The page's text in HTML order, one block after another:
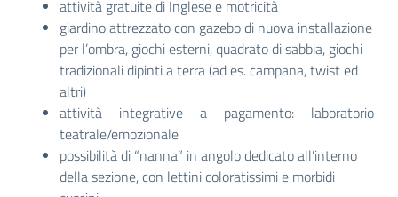
attività gratuite di Inglese e motricità
giardino attrezzato con gazebo di nuova installazione
per l’ombra, giochi esterni, quadrato di sabbia, giochi
tradizionali dipinti a terra (ad es. campana, twist ed
altri)
attività integrative a pagamento: laboratorio
teatrale/emozionale
possibilità di “nanna” in angolo dedicato all’interno
della sezione, con lettini coloratissimi e morbidi